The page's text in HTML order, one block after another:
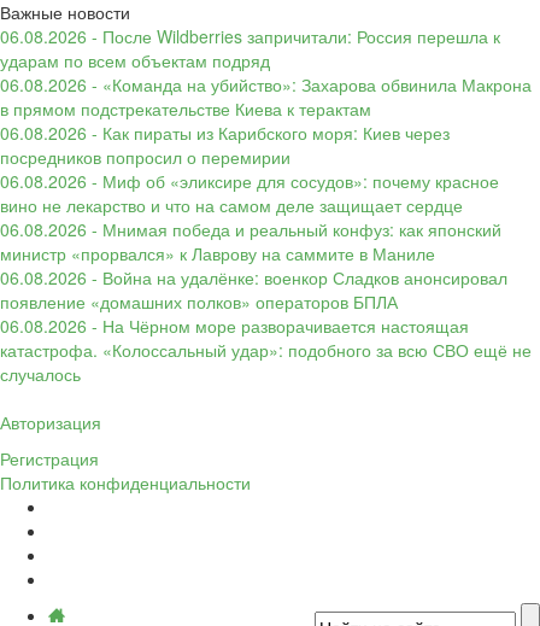
Важные новости
06.08.2026 - После Wildberries запричитали: Россия перешла к
ударам по всем объектам подряд
06.08.2026 - «Команда на убийство»: Захарова обвинила Макрона
в прямом подстрекательстве Киева к терактам
06.08.2026 - Как пираты из Карибского моря: Киев через
посредников попросил о перемирии
06.08.2026 - Миф об «эликсире для сосудов»: почему красное
вино не лекарство и что на самом деле защищает сердце
06.08.2026 - Мнимая победа и реальный конфуз: как японский
министр «прорвался» к Лаврову на саммите в Маниле
06.08.2026 - Война на удалёнке: военкор Сладков анонсировал
появление «домашних полков» операторов БПЛА
06.08.2026 - На Чёрном море разворачивается настоящая
катастрофа. «Колоссальный удар»: подобного за всю СВО ещё не
случалось
Авторизация
Регистрация
Политика конфиденциальности